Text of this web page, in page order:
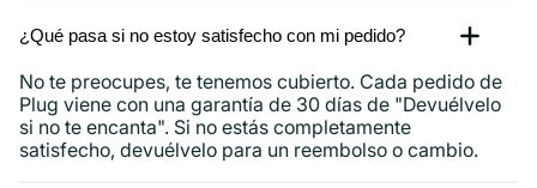
¿Qué pasa si no estoy satisfecho con mi pedido?
No te preocupes, te tenemos cubierto. Cada pedido de
Plug viene con una garantía de 30 días de "Devuélvelo
si no te encanta". Si no estás completamente
satisfecho, devuélvelo para un reembolso o cambio.